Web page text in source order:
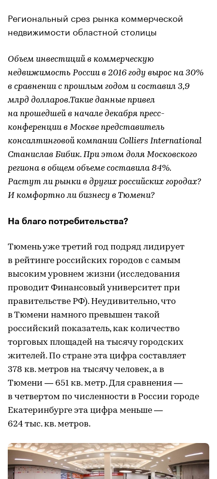
Региональный срез рынка коммерческой
недвижимости областной столицы
Объем инвестиций в коммерческую
недвижимость России в 2016 году вырос на 30%
в сравнении с прошлым годом и составил 3,9
млрд долларов.Такие данные привел
на прошедшей в начале декабря пресс-
конференции в Москве представитель
консалтинговой компании Colliers International
Станислав Бибик. При этом доля Московского
региона в общем объеме составила 84%.
Растут ли рынки в других российских городах?
И комфортно ли бизнесу в Тюмени?
На благо потребительства?
Тюмень уже третий год подряд лидирует
в рейтинге российских городов с самым
высоким уровнем жизни (исследования
проводит Финансовый университет при
правительстве РФ). Неудивительно, что
в Тюмени намного превышен такой
российский показатель, как количество
торговых площадей на тысячу городских
жителей. По стране эта цифра составляет
378 кв. метров на тысячу человек, а в
Тюмени — 651 кв. метр. Для сравнения —
в четвертом по численности в России городе
Екатеринбурге эта цифра меньше —
624 тыс. кв. метров.